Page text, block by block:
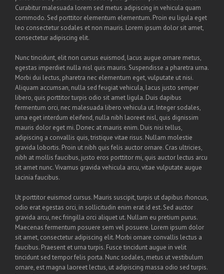
Curabitur malesuada lorem sed metus adipiscing in vehicula quam
commodo. Sed porttitor elementum elementum. Proin eu ligula eget
leo consectetur sodales et non mauris. Lorem ipsum dolor sit amet,
consectetur adipiscing elit.
Nunc tincidunt, elit non cursus euismod, lacus augue ornare metus,
egestas imperdiet nulla nisl quis mauris. Suspendisse a pharetra urna.
Morbi dui lectus, pharetra nec elementum eget, vulputate ut nisi.
Aliquam accumsan, nulla sed feugiat vehicula, lacus justo semper
libero, quis porttitor turpis odio sit amet ligula. Duis dapibus
fermentum orci, nec malesuada libero vehicula ut. Integer sodales,
urna eget interdum eleifend, nulla nibh laoreet nisl, quis dignissim
mauris dolor eget mi. Donec at mauris enim. Duis nisi tellus,
adipiscing a convallis quis, tristique vitae risus. Nullam molestie
gravida lobortis. Proin ut nibh quis felis auctor ornare. Cras ultricies,
nibh at mollis faucibus, justo eros porttitor mi, quis auctor lectus arcu
sit amet nunc. Vivamus gravida vehicula arcu, vitae vulputate augue
lacinia faucibus.
Ut porttitor euismod cursus. Mauris suscipit, turpis ut dapibus rhoncus,
odio erat egestas orci, in sollicitudin enim erat id est. Sed auctor
gravida arcu, nec fringilla orci aliquet ut. Nullam eu pretium purus.
Maecenas fermentum posuere sem vel posuere. Lorem ipsum dolor
sit amet, consectetur adipiscing elit. Morbi ornare convallis lectus a
faucibus. Praesent et urna turpis. Fusce tincidunt augue in velit
tincidunt sed tempor felis porta. Nunc sodales, metus ut vestibulum
ornare, est magna laoreet lectus, ut adipiscing massa odio sed turpis.